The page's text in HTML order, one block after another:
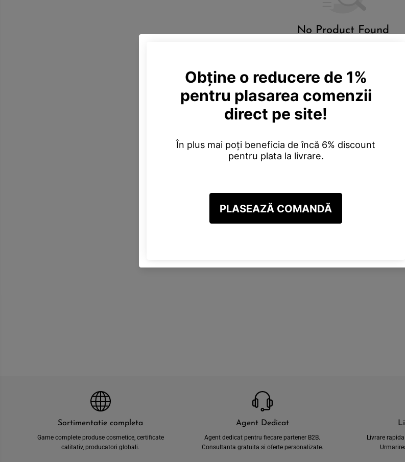
No Product Found
Sortimentatie completa
Game complete produse cosmetice, certificate
calitativ, producatori globali.
Agent Dedicat
Agent dedicat pentru fiecare partener B2B.
Consultanta gratuita si oferte personalizate.
Livrare